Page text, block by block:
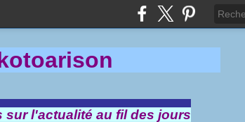
rison
sur l'actualité au fil des jours